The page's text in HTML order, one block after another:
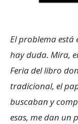
El problema está
hay duda. Mira,
Feria del libro
tradicional, el
buscaban y
esas, me dan un